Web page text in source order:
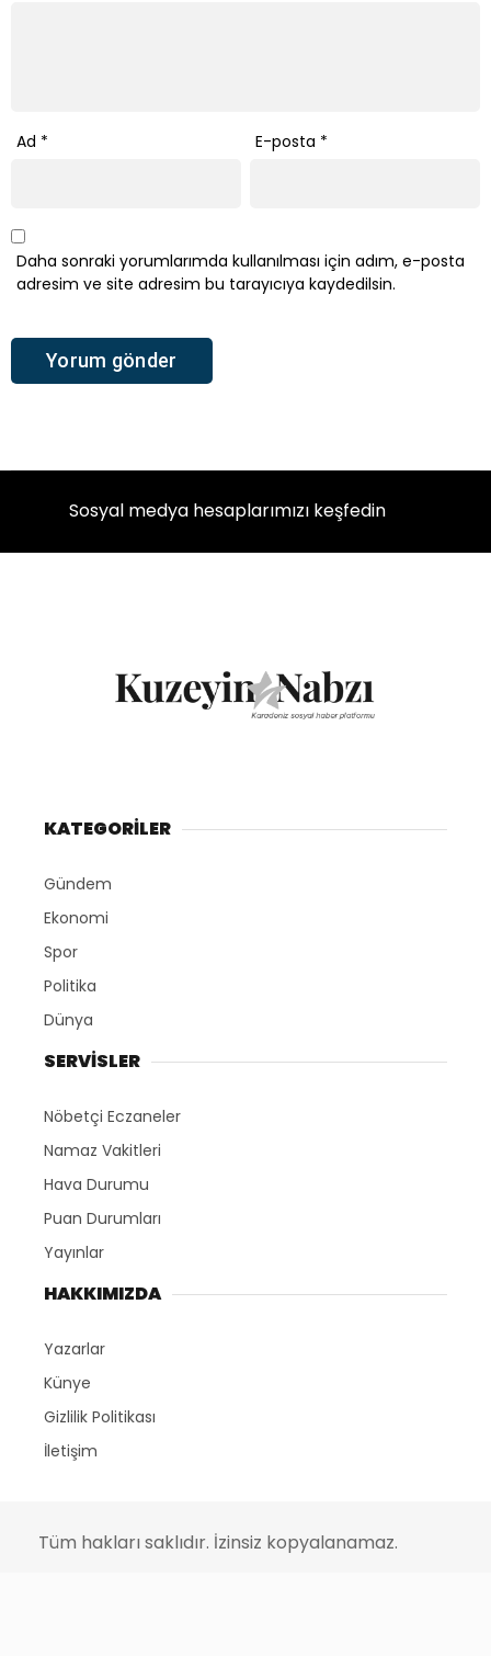
Ad * E-posta *
Daha sonraki yorumlarımda kullanılması için adım, e-posta
adresim ve site adresim bu tarayıcıya kaydedilsin.
Sosyal medya hesaplarımızı keşfedin
KATEGORİLER
Gündem
Ekonomi
Spor
Politika
Dünya
SERVİSLER
Nöbetçi Eczaneler
Namaz Vakitleri
Hava Durumu
Puan Durumları
Yayınlar
HAKKIMIZDA
Yazarlar
Künye
Gizlilik Politikası
İletişim
Tüm hakları saklıdır. İzinsiz kopyalanamaz.